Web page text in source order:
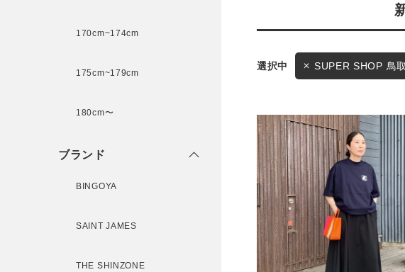
ログイン / マイページ
170cm~174cm
175cm~179cm
180cm〜
ブランド
BINGOYA
SAINT JAMES
THE SHINZONE
SUPER SHOP 鳥